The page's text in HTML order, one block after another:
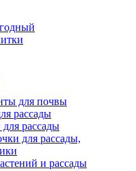
для почвы
рассады
рассады
для рассады,
и рассады